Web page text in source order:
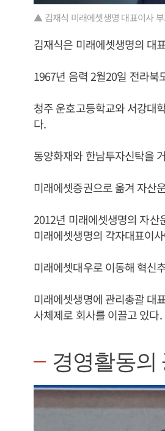
▲ 김재식 미래에셋생명 대표이사
김재식은 미래에셋생명의 대
1967년 음력 2월20일 전라북
청주 운호고등학교와 서강대
다.
동양화재와 한남투자신탁을
미래에셋증권으로 옮겨 자산
2012년 미래에셋생명의 자산
미래에셋생명의 각자대표이
미래에셋대우로 이동해 혁신
미래에셋생명에 관리총괄 대
사체제로 회사를 이끌고 있다.
경영활동의